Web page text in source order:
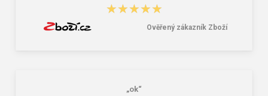
★★★★★
★★★★★
Ověřený zákazník Zboží
„ok“